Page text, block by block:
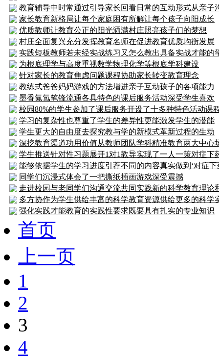
教育辅导中时常通过引导家长回看日常的互动形式从亲子
家长教育新格局让每个家庭困有所解让每个孩子向阳成长
优质教师让教育公正的阳光洒满村庄照亮孩子们的梦想
村庄全面复兴充分发挥教育名师在促进教育优质均衡发展
实践短板教师若未经实战练习又怎么教出具备实战才能的
为根底理学与高度重视数学物理化学等根底学科建设
针对家长的教育焦虑问题课程协助家长转变教育理念
教练式爸爸妈妈游戏的方法增进亲子互动孩子的各项能力
墨香氤氲笔锋流通各具特色的课后服务活动深受学生喜欢
校园80%的学生参加了课后服务开设了十多种特色活动课
学习的复杂性也尊重了学生的差异性更能激发学生的潜能
学生更大的自由度去探究教与学的新模式革新过程的生动
深挖教育渠道功用价值从教师团队学科精准教育两大中心
学生推送针对性习题展开1对1教导实现了一人一策对症下
能够依据学生的学习进度引荐不同的内容真实做到‘对症下
同学们沉浸式体会了一把撕纸插画游戏深受震撼
走进校园与老同学们沟通交流共同实践新的科学教育理论
多方协作为学生供给丰富的科学教育资源供给更多的科学
强化实践才能教育的实践性要求既要具有扎实的专业知识
首页
上一页
1
2
3
4